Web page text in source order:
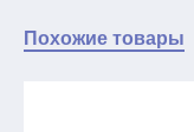
Похожие товары